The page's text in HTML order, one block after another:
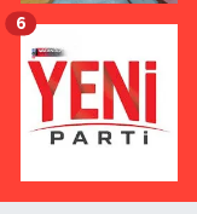
6